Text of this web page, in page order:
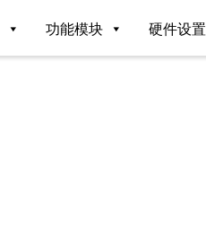
功能模块 硬件设置